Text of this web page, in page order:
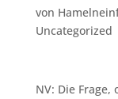
von
Uncategorized
NV: Die